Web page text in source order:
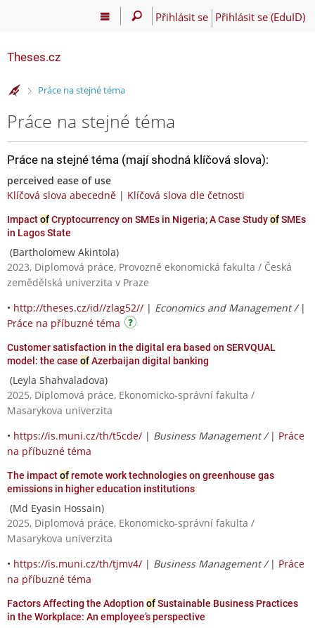
Přihlásit se Přihlásit se (EduID)
Theses.cz
>Práce na stejné téma
Práce na stejné téma
Práce na stejné téma (mají shodná klíčová slova):
perceived ease of use
Klíčová slova abecedně | Klíčová slova dle četnosti
ImpactofCryptocurrency on SMEs in Nigeria; A Case StudyofSMEs
in Lagos State
(Bartholomew Akintola)
2023, Diplomová práce, Provozně ekonomická fakulta / Česká
zemědělská univerzita v Praze
• http://theses.cz/id//zlag52// | Economics and Management / |
Práce na příbuzné téma
Customer satisfaction in the digital era based on SERVQUAL
model: the case ofAzerbaijan digital banking
(Leyla Shahvaladova)
2025, Diplomová práce, Ekonomicko-správní fakulta /
Masarykova univerzita
• https://is.muni.cz/th/t5cde/ | Business Management / | Práce
na příbuzné téma
The impactofremote work technologies on greenhouse gas
emissions in higher education institutions
(Md Eyasin Hossain)
2025, Diplomová práce, Ekonomicko-správní fakulta /
Masarykova univerzita
• https://is.muni.cz/th/tjmv4/ | Business Management / | Práce
na příbuzné téma
Factors Affecting the Adoption ofSustainable Business Practices
in the Workplace: An employee’s perspective